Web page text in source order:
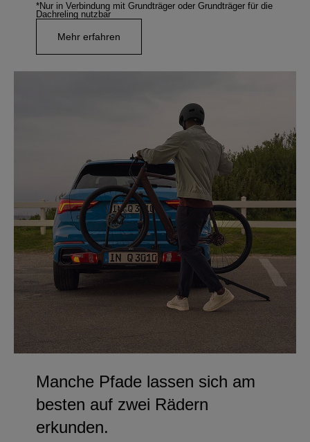
*Nur in Verbindung mit Grundträger oder Grundträger für die
Dachreling nutzbar
Mehr erfahren
Manche Pfade lassen sich am
besten auf zwei Rädern
erkunden.